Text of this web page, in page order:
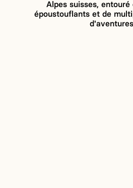
Alpes suisses, entouré
époustouflants et de